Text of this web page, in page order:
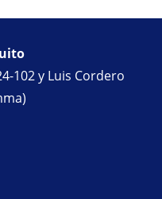
102 y Luis Cordero